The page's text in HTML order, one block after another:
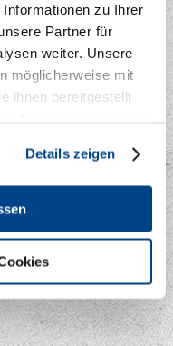
zu Ihrer
Partner für
weiter. Unsere
möglicherweise mit
ihnen bereitgestellt
Details zeigen
der Präsentation einer
mit einer Dauer
wählt der
aus.
Die Auswahl
sind im Fachgespräch zu
eine
Anbieter rund 200.- €.
sind,
€
Prüfungsgebühr. Bitte
bei den